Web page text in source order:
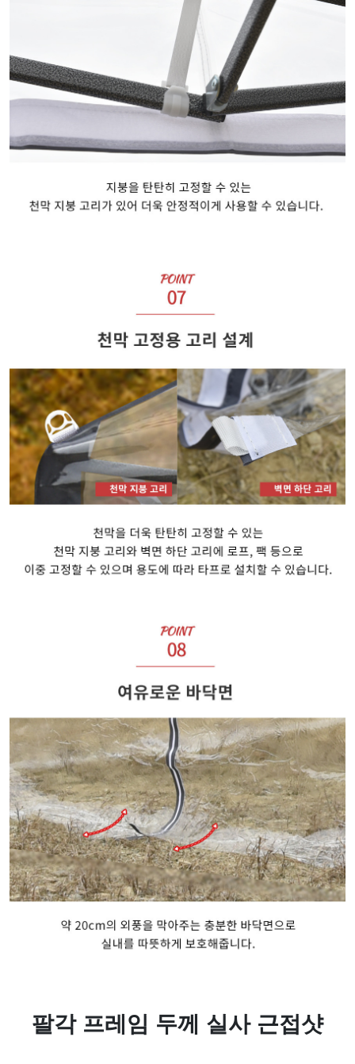
팔각 프레임 두께 실사 근접샷